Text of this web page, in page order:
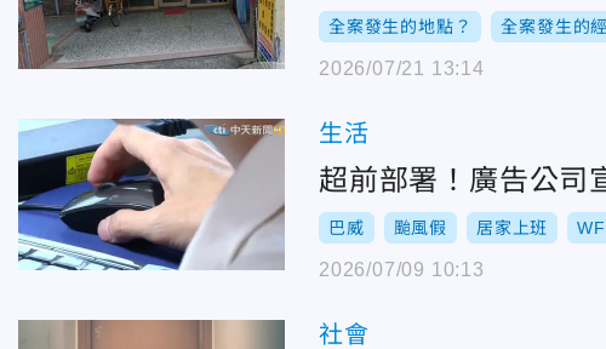
全案發生的地點？ 全案發生的
2026/07/21 13:14
生活
超前部署！廣告公
巴威 颱風假 居家上班
2026/07/09 10:13
社會